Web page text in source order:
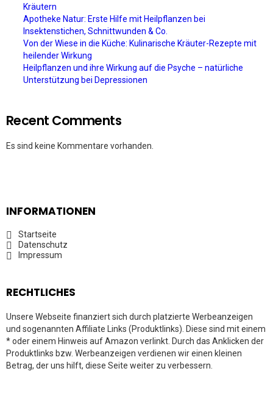
Kräutern
Apotheke Natur: Erste Hilfe mit Heilpflanzen bei
Insektenstichen, Schnittwunden & Co.
Von der Wiese in die Küche: Kulinarische Kräuter-Rezepte mit
heilender Wirkung
Heilpflanzen und ihre Wirkung auf die Psyche – natürliche
Unterstützung bei Depressionen
Recent Comments
Es sind keine Kommentare vorhanden.
INFORMATIONEN
Startseite
Datenschutz
Impressum
RECHTLICHES
Unsere Webseite finanziert sich durch platzierte Werbeanzeigen
und sogenannten Affiliate Links (Produktlinks). Diese sind mit einem
* oder einem Hinweis auf Amazon verlinkt. Durch das Anklicken der
Produktlinks bzw. Werbeanzeigen verdienen wir einen kleinen
Betrag, der uns hilft, diese Seite weiter zu verbessern.